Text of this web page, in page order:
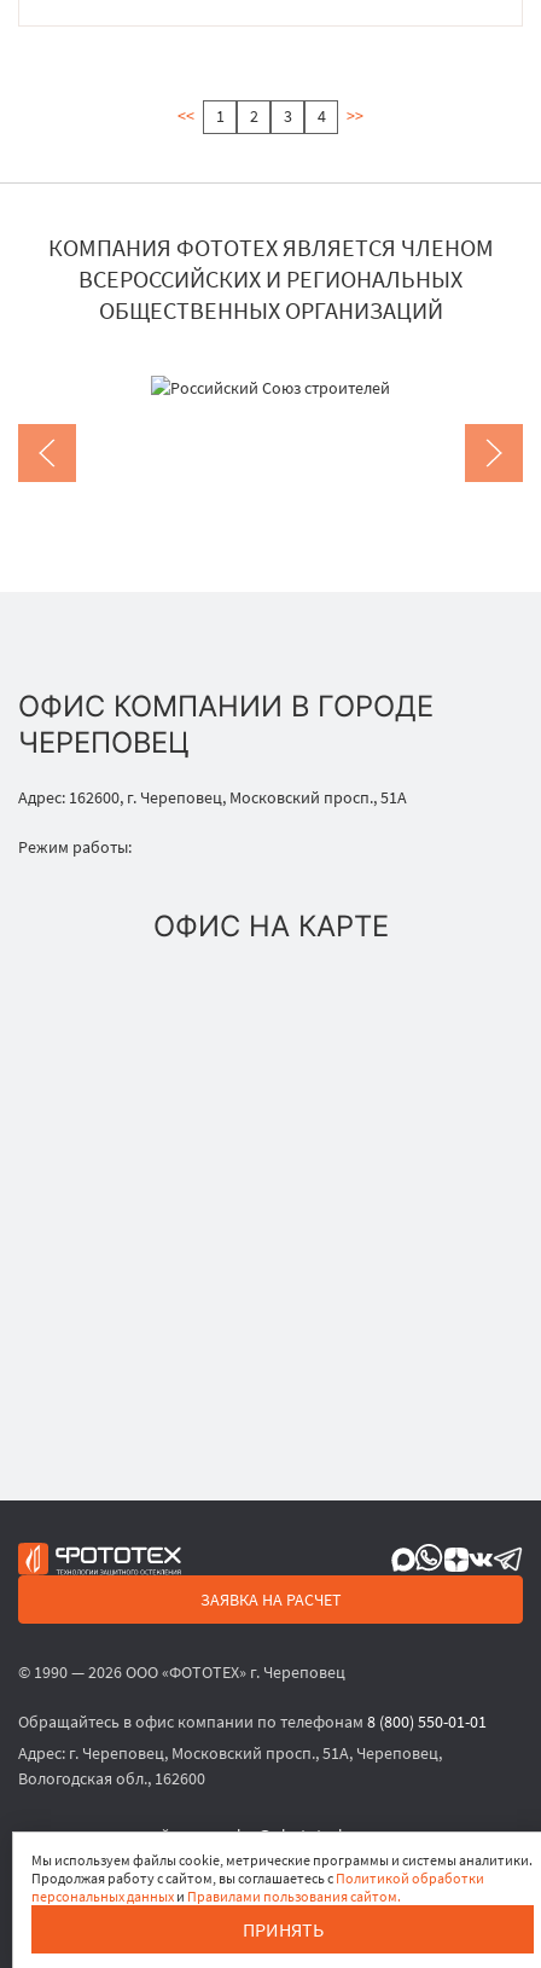
<< 1 2 3 4 >>
КОМПАНИЯ ФОТОТЕХ ЯВЛЯЕТСЯ ЧЛЕНОМ
ВСЕРОССИЙСКИХ И РЕГИОНАЛЬНЫХ
ОБЩЕСТВЕННЫХ ОРГАНИЗАЦИЙ
ОФИС КОМПАНИИ В ГОРОДЕ
ЧЕРЕПОВЕЦ
Адрес: 162600, г. Череповец, Московский просп., 51А
Режим работы:
ОФИС НА КАРТЕ
ЗАЯВКА НА РАСЧЕТ
© 1990 — 2026 ООО «ФОТОТЕХ» г. Череповец
Обращайтесь в офис компании по телефонам 8 (800) 550-01-01
Адрес: г. Череповец, Московский просп., 51А, Череповец,
Вологодская обл., 162600
или по электронной почтеsales@phototech.ru
Политика конфиденциальности,Согласие на обработку
персональных данных,Согласие на получение рекламных
Мы используем файлы cookie, метрические программы и системы аналитики.
Продолжая работу с сайтом, вы соглашаетесь с Политикой обработки
персональных данных и Правилами пользования сайтом.
ПРИНЯТЬ